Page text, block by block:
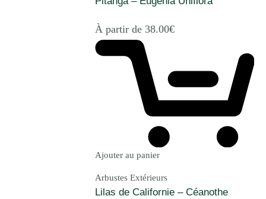
À partir de 38.00€
Ajouter au panier
Arbustes Extérieurs
Lilas de Californie – Céanothe